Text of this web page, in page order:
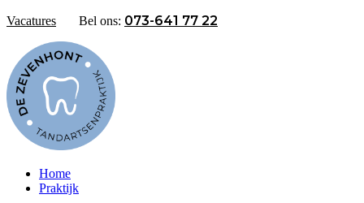
Vacatures Bel ons: 073-641 77 22
Home
Praktijk